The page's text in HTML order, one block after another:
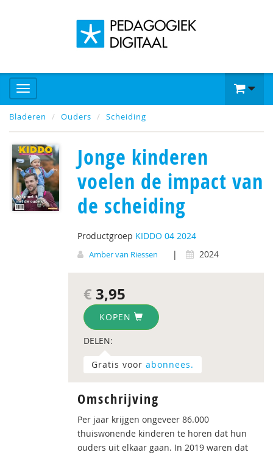
Bladeren Ouders Scheiding
Jonge kinderen
voelen de impact van
de scheiding
Productgroep KIDDO 04 2024
Amber van Riessen | 2024
€ 3,95
KOPEN
DELEN:
Gratis voor abonnees.
Omschrijving
Per jaar krijgen ongeveer 86.000
thuiswonende kinderen te horen dat hun
ouders uit elkaar gaan. In 2019 waren dat